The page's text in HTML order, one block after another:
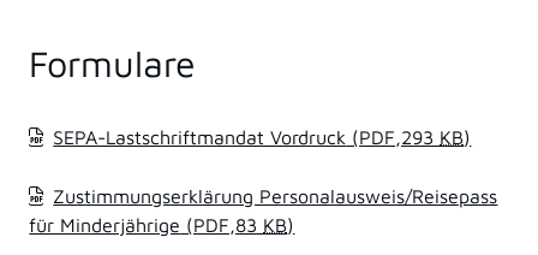
Formulare
SEPA-Lastschriftmandat Vordruck (PDF,293 KB)
Zustimmungserklärung Personalausweis/Reisepass
für Minderjährige (PDF,83 KB)